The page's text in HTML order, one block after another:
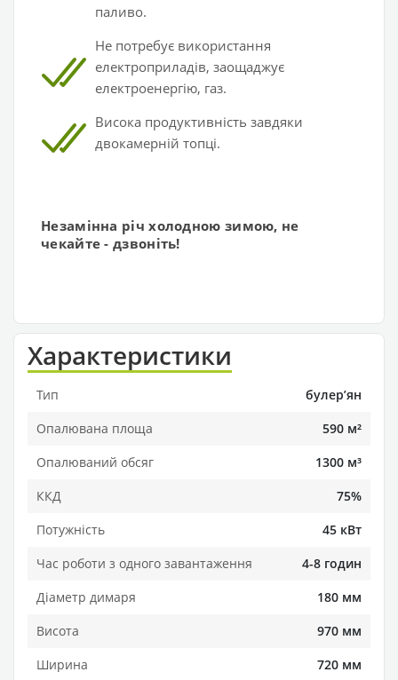
паливо.
Не потребує використання
електроприладів, заощаджує
електроенергію, газ.
Висока продуктивність завдяки
двокамерній топці.
Незамінна річ холодною зимою, не
чекайте - дзвоніть!
Характеристики
Тип
булерʼян
Опалювана площа
590 м²
Опалюваний обсяг
1300 м³
ККД
75%
Потужність
45 кВт
Час роботи з одного завантаження
4-8 годин
Діаметр димаря
180 мм
Висота
970 мм
Ширина
720 мм